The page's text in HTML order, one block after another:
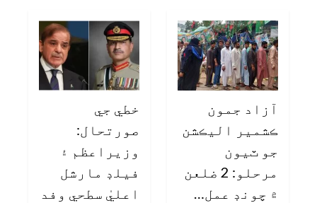
آزاد جمون
ڪشمير اليڪشن
جو ٽيون
مرحلو: 2 ضلعن
۾ چونڊ عمل…
خطي جي
صورتحال:
وزيراعظم ۽
فيلڊ مارشل
اعليٰ سطحي وفد